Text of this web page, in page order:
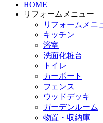
HOME
リフォームメニュー
リフォームメニ
キッチン
浴室
洗面化粧台
トイレ
カーポート
フェンス
ウッドデッキ
ガーデンルーム
物置・収納庫